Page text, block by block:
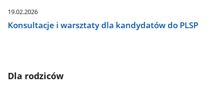
19.02.2026
Konsultacje i warsztaty dla kandydatów do PLSP
Dla rodziców